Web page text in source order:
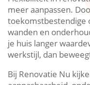
meer aanpassen.​
toekomstbestendige
wanden en
je huis langer
werkstijl, dan
Bij Renovatie Nu